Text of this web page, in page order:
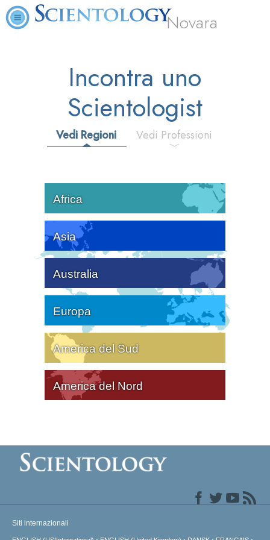
Novara
Incontra uno
Scientologist
Vedi Regioni Vedi Professioni
Africa
Asia
Australia
Europa
America del Sud
America del Nord
Siti internazionali